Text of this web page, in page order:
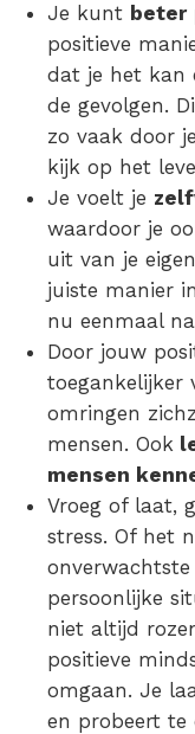
Je kunt beter
positieve
dat je het kan
de gevolgen.
zo vaak door
kijk op het
Je voelt je
waardoor je
uit van je
juiste manier
nu eenmaal
Door jouw
toegankelijker
omringen
mensen. Ook
mensen
Vroeg of laat,
stress. Of het
persoonlijke
niet altijd
positieve
omgaan. Je
en probeert te